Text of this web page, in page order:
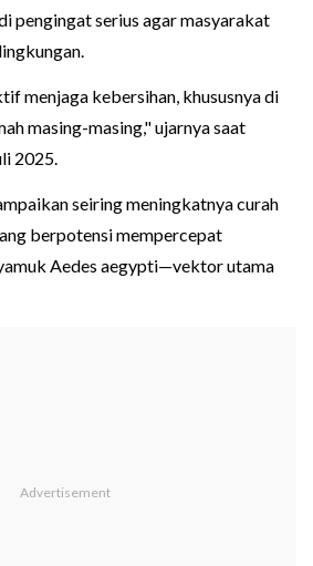
pengingat serius agar masyarakat
menjaga kebersihan, khususnya di
masing-masing," ujarnya saat
2025.
seiring meningkatnya curah
berpotensi mempercepat
Aedes aegypti—vektor utama